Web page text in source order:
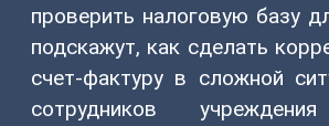
КОНТАКТЫ
проверить налоговую базу
подскажут, как сделать
счет-фактуру в сложной
сотрудников